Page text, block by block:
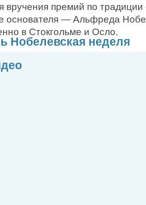
вручения премий по традиции
основателя — Альфреда
в Стокгольме и Осло.
Нобелевская неделя